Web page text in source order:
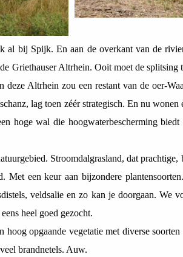
bij Spijk. En aan de overkant van de
Griethauser Altrhein. Ooit moet de splitsing
deze Altrhein zou een restant van de oer-
lag toen zéér strategisch. En nu wonen
hoge wal die hoogwaterbescherming biedt
Stroomdalgrasland, dat prachtige,
Met een keur aan bijzondere
veldsalie en zo kan je doorgaan. We
heel goed gezocht.
opgaande vegetatie met diverse
brandnetels. Auw.